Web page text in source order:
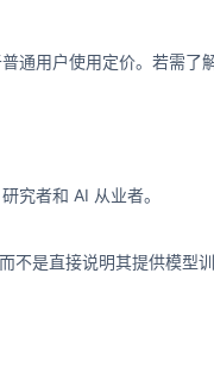
通用户使用定价。若需了
究者和 AI 从业者。
不是直接说明其提供模型训